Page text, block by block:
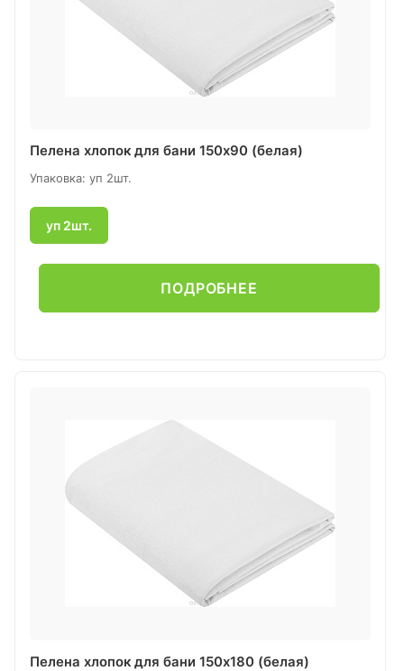
Пелена хлопок для бани 150х90 (белая)
Упаковка: уп 2шт.
уп 2шт.
ПОДРОБНЕЕ
Пелена хлопок для бани 150х180 (белая)